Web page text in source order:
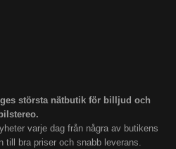
största nätbutik för billjud och
bilstereo.
varje dag från några av butikens
till bra priser och snabb leverans.